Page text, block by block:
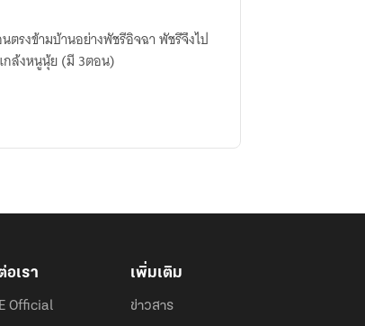
รงข้ามบ้านอย่างพัชรีอิจฉา พัชรีจึงไป
ล้งหนูนุ้ย (มี 3ตอน)
อเรา
Official
เพิ่มเติม
ข่าวสาร